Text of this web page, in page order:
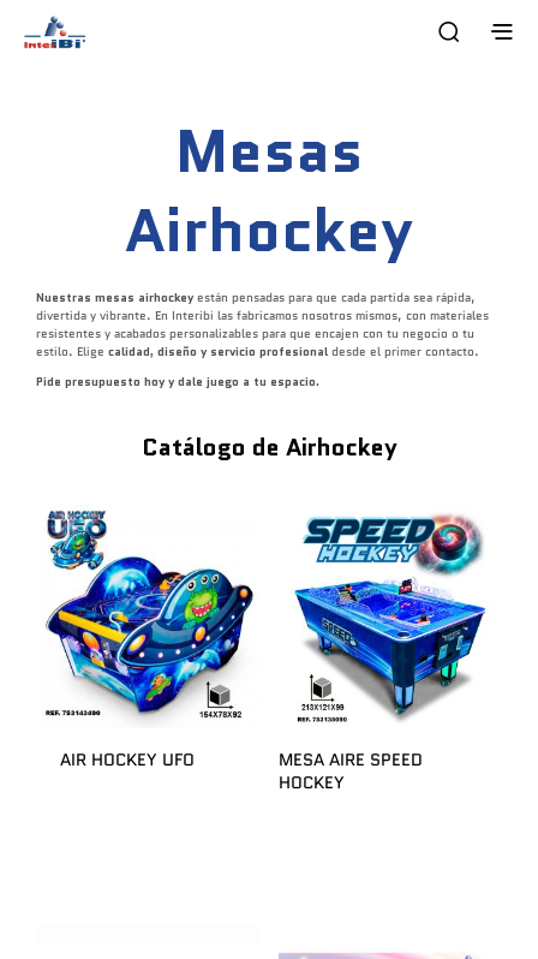
Mesas
Airhockey
Nuestras mesas airhockey están pensadas para que cada partida sea rápida,
divertida y vibrante. En Interibi las fabricamos nosotros mismos, con materiales
resistentes y acabados personalizables para que encajen con tu negocio o tu
estilo. Elige calidad, diseño y servicio profesional desde el primer contacto.
Pide presupuesto hoy y dale juego a tu espacio.
Catálogo de Airhockey
AIR HOCKEY UFO
MESA AIRE SPEED
HOCKEY